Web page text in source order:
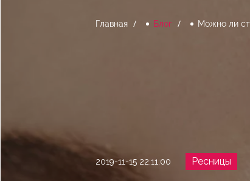
Главная Блог Можно ли
2019-11-15 22:11:00 Ресницы